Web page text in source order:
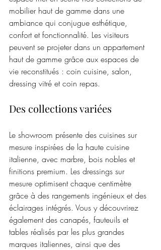
mobilier haut de gamme dans une
ambiance qui conjugue esthétique,
confort et fonctionnalité. Les visiteurs
peuvent se projeter dans un appartement
haut de gamme grâce aux espaces de
vie reconstitués : coin cuisine, salon,
dressing vitré et coin repas.
Des collections variées
Le showroom présente des cuisines sur
mesure inspirées de la haute cuisine
italienne, avec marbre, bois nobles et
finitions premium. Les dressings sur
mesure optimisent chaque centimètre
grâce à des rangements ingénieux et des
éclairages intégrés. Vous y découvrirez
également des canapés, fauteuils et
tables réalisés par les plus grandes
marques italiennes, ainsi que des